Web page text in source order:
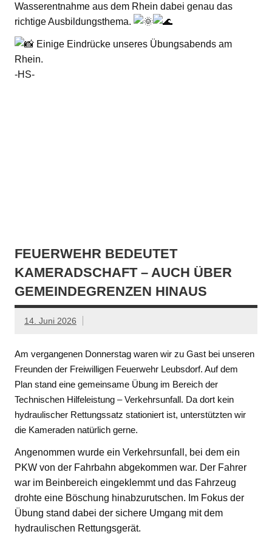
Wasserentnahme aus dem Rhein dabei genau das
richtige Ausbildungsthema.
Einige Eindrücke unseres Übungsabends am
Rhein.
-HS-
FEUERWEHR BEDEUTET
KAMERADSCHAFT – AUCH ÜBER
GEMEINDEGRENZEN HINAUS
14. Juni 2026
Am vergangenen Donnerstag waren wir zu Gast bei unseren
Freunden der Freiwilligen Feuerwehr Leubsdorf. Auf dem
Plan stand eine gemeinsame Übung im Bereich der
Technischen Hilfeleistung – Verkehrsunfall. Da dort kein
hydraulischer Rettungssatz stationiert ist, unterstützten wir
die Kameraden natürlich gerne.
Angenommen wurde ein Verkehrsunfall, bei dem ein
PKW von der Fahrbahn abgekommen war. Der Fahrer
war im Beinbereich eingeklemmt und das Fahrzeug
drohte eine Böschung hinabzurutschen. Im Fokus der
Übung stand dabei der sichere Umgang mit dem
hydraulischen Rettungsgerät.